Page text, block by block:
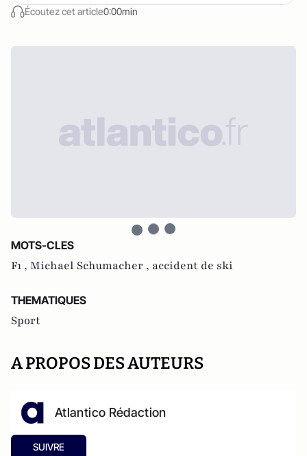
Écoutez cet article0:00min
MOTS-CLES
F1 , Michael Schumacher , accident de ski
THEMATIQUES
Sport
A PROPOS DES AUTEURS
Atlantico Rédaction
SUIVRE